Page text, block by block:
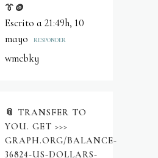
👔🪙
Escrito a 21:49h, 10
mayo
RESPONDER
wmcbky
📎 TRANSFER TO
YOU. GET >>>
GRAPH.ORG/BALANCE-
36824-US-DOLLARS-